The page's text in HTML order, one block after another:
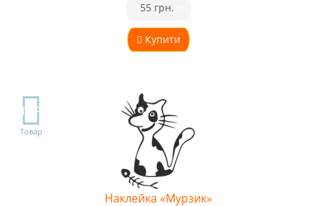
Купити
55 грн.
TOP
Товар
Наклейка «Мурзик»